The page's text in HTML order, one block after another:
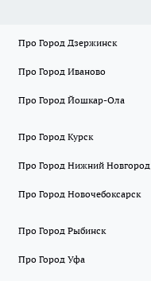
Про Город Дзержинск
Про Город Иваново
Про Город Йошкар-Ола
Про Город Курск
Про Город Нижний Новгород
Про Город Новочебоксарск
Про Город Рыбинск
Про Город Уфа